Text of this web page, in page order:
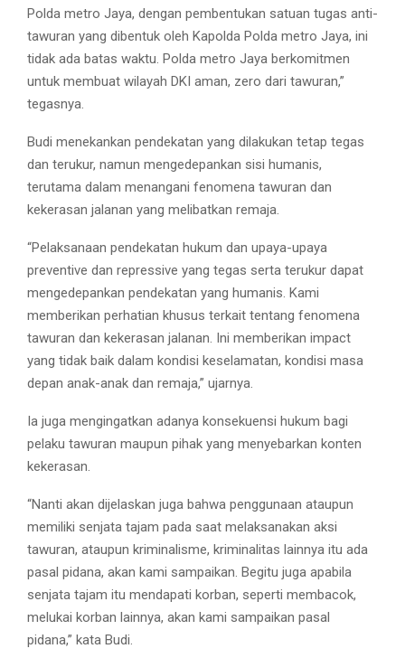
Polda metro Jaya, dengan pembentukan satuan tugas anti-
tawuran yang dibentuk oleh Kapolda Polda metro Jaya, ini
tidak ada batas waktu. Polda metro Jaya berkomitmen
untuk membuat wilayah DKI aman, zero dari tawuran,”
tegasnya.
Budi menekankan pendekatan yang dilakukan tetap tegas
dan terukur, namun mengedepankan sisi humanis,
terutama dalam menangani fenomena tawuran dan
kekerasan jalanan yang melibatkan remaja.
“Pelaksanaan pendekatan hukum dan upaya-upaya
preventive dan repressive yang tegas serta terukur dapat
mengedepankan pendekatan yang humanis. Kami
memberikan perhatian khusus terkait tentang fenomena
tawuran dan kekerasan jalanan. Ini memberikan impact
yang tidak baik dalam kondisi keselamatan, kondisi masa
depan anak-anak dan remaja,” ujarnya.
Ia juga mengingatkan adanya konsekuensi hukum bagi
pelaku tawuran maupun pihak yang menyebarkan konten
kekerasan.
“Nanti akan dijelaskan juga bahwa penggunaan ataupun
memiliki senjata tajam pada saat melaksanakan aksi
tawuran, ataupun kriminalisme, kriminalitas lainnya itu ada
pasal pidana, akan kami sampaikan. Begitu juga apabila
senjata tajam itu mendapati korban, seperti membacok,
melukai korban lainnya, akan kami sampaikan pasal
pidana,” kata Budi.